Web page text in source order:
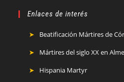
Enlaces de interés
Beatificación Mártires de
Mártires del siglo XX en
Hispania Martyr